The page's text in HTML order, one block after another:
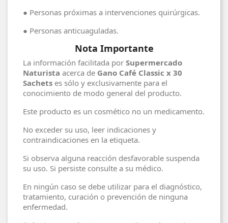
● Personas próximas a intervenciones quirúrgicas.
● Personas anticuaguladas.
Nota Importante
La información facilitada por Supermercado
Naturista acerca de Gano Café Classic x 30
Sachets es sólo y exclusivamente para el
conocimiento de modo general del producto.
Este producto es un cosmético no un medicamento.
No exceder su uso, leer indicaciones y
contraindicaciones en la etiqueta.
Si observa alguna reacción desfavorable suspenda
su uso. Si persiste consulte a su médico.
En ningún caso se debe utilizar para el diagnóstico,
tratamiento, curación o prevención de ninguna
enfermedad.